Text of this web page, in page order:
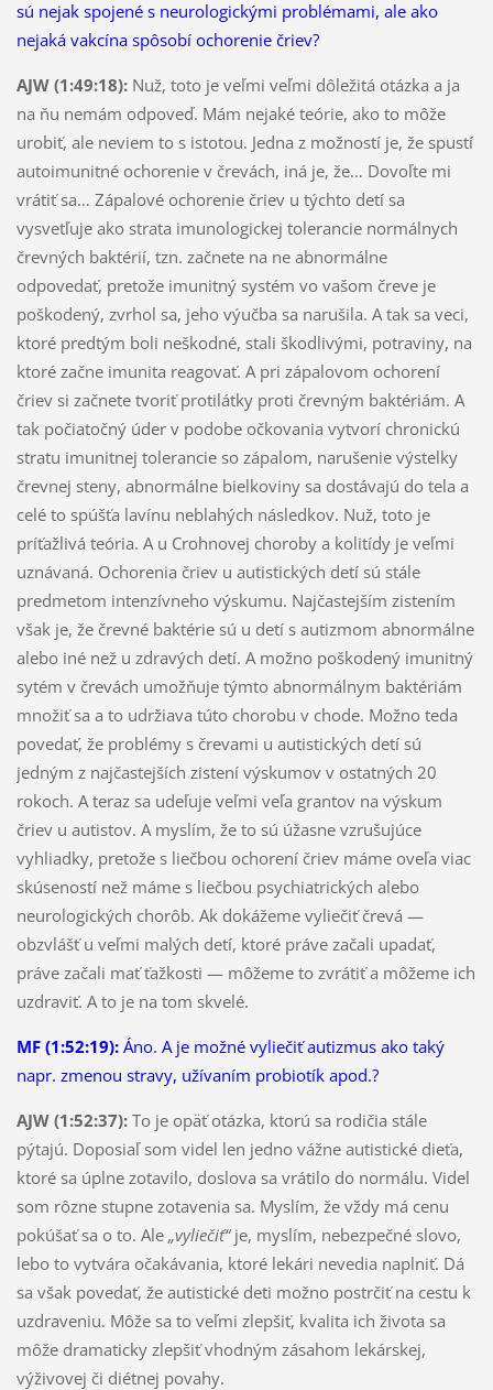
sú nejak spojené s neurologickými problémami, ale ako
nejaká vakcína spôsobí ochorenie čriev?
AJW (1:49:18):Nuž, toto je veľmi veľmi dôležitá otázka a ja
na ňu nemám odpoveď. Mám nejaké teórie, ako to môže
urobiť, ale neviem to s istotou. Jedna z možností je, že spustí
autoimunitné ochorenie v črevách, iná je, že… Dovoľte mi
vrátiť sa… Zápalové ochorenie čriev u týchto detí sa
vysvetľuje ako strata imunologickej tolerancie normálnych
črevných baktérií, tzn. začnete na ne abnormálne
odpovedať, pretože imunitný systém vo vašom čreve je
poškodený, zvrhol sa, jeho výučba sa narušila. A tak sa veci,
ktoré predtým boli neškodné, stali škodlivými, potraviny, na
ktoré začne imunita reagovať. A pri zápalovom ochorení
čriev si začnete tvoriť protilátky proti črevným baktériám. A
tak počiatočný úder v podobe očkovania vytvorí chronickú
stratu imunitnej tolerancie so zápalom, narušenie výstelky
črevnej steny, abnormálne bielkoviny sa dostávajú do tela a
celé to spúšťa lavínu neblahých následkov. Nuž, toto je
príťažlivá teória. A u Crohnovej choroby a kolitídy je veľmi
uznávaná. Ochorenia čriev u autistických detí sú stále
predmetom intenzívneho výskumu. Najčastejším zistením
však je, že črevné baktérie sú u detí s autizmom abnormálne
alebo iné než u zdravých detí. A možno poškodený imunitný
sytém v črevách umožňuje týmto abnormálnym baktériám
množiť sa a to udržiava túto chorobu v chode. Možno teda
povedať, že problémy s črevami u autistických detí sú
jedným z najčastejších zistení výskumov v ostatných 20
rokoch. A teraz sa udeľuje veľmi veľa grantov na výskum
čriev u autistov. A myslím, že to sú úžasne vzrušujúce
vyhliadky, pretože s liečbou ochorení čriev máme oveľa viac
skúseností než máme s liečbou psychiatrických alebo
neurologických chorôb. Ak dokážeme vyliečiť črevá —
obzvlášť u veľmi malých detí, ktoré práve začali upadať,
práve začali mať ťažkosti — môžeme to zvrátiť a môžeme ich
uzdraviť. A to je na tom skvelé.
MF (1:52:19):Áno. A je možné vyliečiť autizmus ako taký
napr. zmenou stravy, užívaním probiotík apod.?
AJW (1:52:37):To je opäť otázka, ktorú sa rodičia stále
pýtajú. Doposiaľ som videl len jedno vážne autistické dieťa,
ktoré sa úplne zotavilo, doslova sa vrátilo do normálu. Videl
som rôzne stupne zotavenia sa. Myslím, že vždy má cenu
pokúšať sa o to. Ale „vyliečiť“je, myslím, nebezpečné slovo,
lebo to vytvára očakávania, ktoré lekári nevedia naplniť. Dá
sa však povedať, že autistické deti možno postrčiť na cestu k
uzdraveniu. Môže sa to veľmi zlepšiť, kvalita ich života sa
môže dramaticky zlepšiť vhodným zásahom lekárskej,
výživovej či diétnej povahy.